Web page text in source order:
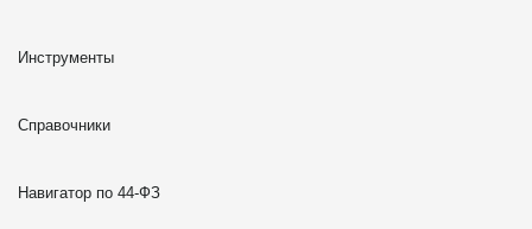
Инструменты
Справочники
Навигатор по 44-ФЗ